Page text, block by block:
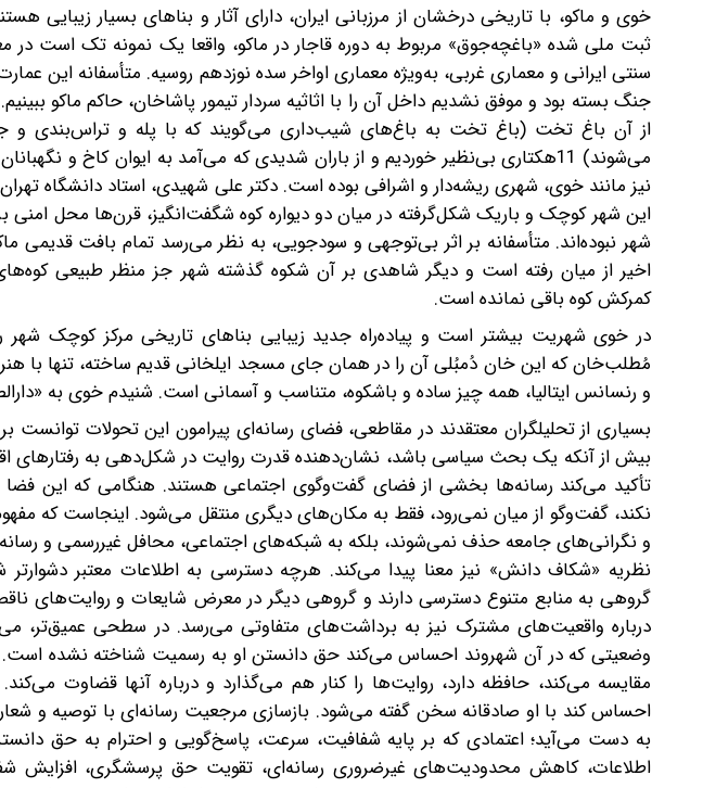
خوی و ماکو، با تاریخی درخشان از مرزبانی ایران، دارای آثار و بناهای بسیار زیبایی
ثبت ملی شده «باغچه‌جوق» مربوط به دوره قاجار در ماکو، واقعا یک نمونه تک است در
سنتی ایرانی و معماری غربی، به‌ویژه معماری اواخر سده نوزدهم روسیه. متأسفانه این
جنگ بسته بود و موفق نشدیم داخل آن را با اثاثیه سردار تیمور پاشاخان، حاکم ماکو
از آن باغ تخت (باغ تخت به باغ‌های شیب‌داری می‌گویند که با پله و تراس‌بندی و
می‌شوند) 11‌هکتاری بی‌نظیر خوردیم و از باران شدیدی که می‌آمد به ایوان کاخ و
نیز مانند خوی، شهری ریشه‌دار و اشرافی بوده است. دکتر علی شهیدی، استاد دانشگاه
این شهر کوچک و باریک شکل‌گرفته در میان دو دیواره کوه شگفت‌انگیز، قرن‌ها محل امنی
شهر نبوده‌اند. متأسفانه بر اثر بی‌توجهی و سودجویی، به نظر می‌رسد ‌تمام بافت قدیمی
اخیر از میان رفته است و دیگر شاهدی بر آن شکوه گذشته شهر جز منظر طبیعی
کمرکش کوه باقی نمانده است.
در خوی شهریت بیشتر است و پیاده‌راه جدید زیبایی بناهای تاریخی مرکز کوچک
مُطلب‌خان که این خان دُمبُلی آن را در همان جای مسجد ایلخانی قدیم ساخته، تنها با
و رنسانس ایتالیا، همه چیز ساده و باشکوه‌، متناسب و آسمانی است. شنیدم خوی به
بسیاری از تحلیلگران معتقدند در مقاطعی، فضای رسانه‌ای پیرامون این تحولات توانست
بیش از آنکه یک بحث سیاسی باشد، نشان‌دهنده قدرت روایت در شکل‌دهی به رفتارهای
تأکید می‌کند رسانه‌ها بخشی از فضای گفت‌وگوی اجتماعی هستند. هنگامی که این فضا
نکند، گفت‌وگو از میان نمی‌رود، فقط به مکان‌های دیگری منتقل می‌شود. اینجاست که
و نگرانی‌های جامعه حذف نمی‌شوند، بلکه به شبکه‌های اجتماعی، محافل غیررسمی و
نظریه «شکاف دانش» نیز معنا پیدا می‌کند. هرچه دسترسی به اطلاعات معتبر دشوارتر
گروهی به منابع متنوع دسترسی دارند و گروهی دیگر در معرض شایعات و روایت‌های
درباره واقعیت‌های مشترک نیز به برداشت‌های متفاوتی می‌رسد. در سطحی عمیق‌تر،
وضعیتی که در آن شهروند احساس می‌کند حق دانستن او به رسمیت شناخته نشده است.
مقایسه می‌کند، حافظه دارد، روایت‌ها را کنار هم می‌گذارد و درباره آنها قضاوت
احساس کند با او صادقانه سخن گفته می‌شود. بازسازی مرجعیت رسانه‌ای با توصیه و
به دست می‌آید؛ اعتمادی که بر پایه شفافیت، سرعت، پاسخ‌گویی و احترام به حق
اطلاعات، کاهش محدودیت‌های غیرضروری رسانه‌ای، تقویت حق پرسشگری، افزایش